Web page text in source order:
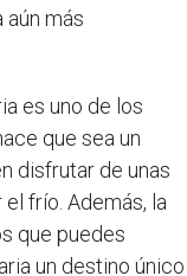
aún más
es uno de los
que sea un
disfrutar de unas
frío. Además, la
que puedes
un destino único